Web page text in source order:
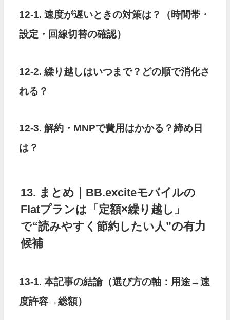
12-1. 速度が遅いときの対策は？（時間帯・
設定・回線切替の確認）
12-2. 繰り越しはいつまで？どの順で消化さ
れる？
12-3. 解約・MNPで費用はかかる？締め日
は？
13. まとめ｜BB.exciteモバイルの
Flatプランは「定額×繰り越し」
で“読みやすく節約したい人”の有力
候補
13-1. 本記事の結論（選び方の軸：用途→速
度許容→総額）